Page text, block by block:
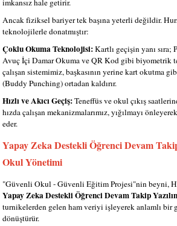
imkansız hale getirir.
Ancak fiziksel bariyer tek başına yeterli değildir.
teknolojilerle donatmıştır:
Çoklu Okuma Teknolojisi:Kartlı geçişin yanı sıra;
Avuç İçi Damar Okuma ve QR Kod gibi biyometrik
çalışan sistemimiz, başkasının yerine kart okutma
(Buddy Punching) ortadan kaldırır.
Hızlı ve Akıcı Geçiş:Teneffüs ve okul çıkış
hızda çalışan mekanizmalarımız, yığılmayı
eder.
Yapay Zeka Destekli Öğrenci Devam
Okul Yönetimi
"Güvenli Okul - Güvenli Eğitim Projesi"nin beyni,
Yapay Zeka Destekli Öğrenci Devam Takip
turnikelerden gelen ham veriyi işleyerek anlamlı bir
dönüştürür.